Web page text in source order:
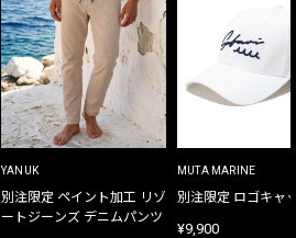
YANUK
別注限定 ペイント加工 リゾ
ートジーンズ デニムパンツ
MUTA MARINE
別注限定 ロゴキャ
¥9,900